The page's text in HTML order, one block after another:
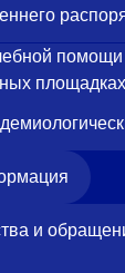
помощи
площадках
и